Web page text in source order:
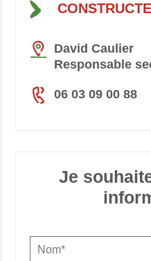
David Caulier
Responsable
06 03 09 00 88
Je